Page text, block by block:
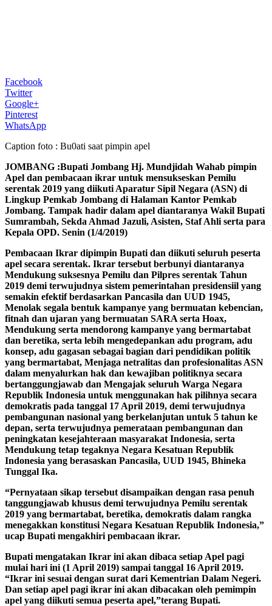
Facebook
Twitter
Google+
Pinterest
WhatsApp
Caption foto : Bu0ati saat pimpin apel
JOMBANG :Bupati Jombang Hj. Mundjidah Wahab pimpin
Apel dan pembacaan ikrar untuk mensukseskan Pemilu
serentak 2019 yang diikuti Aparatur Sipil Negara (ASN) di
Lingkup Pemkab Jombang di Halaman Kantor Pemkab
Jombang. Tampak hadir dalam apel diantaranya Wakil Bupati
Sumrambah, Sekda Ahmad Jazuli, Asisten, Staf Ahli serta para
Kepala OPD. Senin (1/4/2019)
Pembacaan Ikrar dipimpin Bupati dan diikuti seluruh peserta
apel secara serentak. Ikrar tersebut berbunyi diantaranya
Mendukung suksesnya Pemilu dan Pilpres serentak Tahun
2019 demi terwujudnya sistem pemerintahan presidensiil yang
semakin efektif berdasarkan Pancasila dan UUD 1945,
Menolak segala bentuk kampanye yang bermuatan kebencian,
fitnah dan ujaran yang bermuatan SARA serta Hoax,
Mendukung serta mendorong kampanye yang bermartabat
dan beretika, serta lebih mengedepankan adu program, adu
konsep, adu gagasan sebagai bagian dari pendidikan politik
yang bermartabat, Menjaga netralitas dan profesionalitas ASN
dalam menyalurkan hak dan kewajiban politiknya secara
bertanggungjawab dan Mengajak seluruh Warga Negara
Republik Indonesia untuk menggunakan hak pilihnya secara
demokratis pada tanggal 17 April 2019, demi terwujudnya
pembangunan nasional yang berkelanjutan untuk 5 tahun ke
depan, serta terwujudnya pemerataan pembangunan dan
peningkatan kesejahteraan masyarakat Indonesia, serta
Mendukung tetap tegaknya Negara Kesatuan Republik
Indonesia yang berasaskan Pancasila, UUD 1945, Bhineka
Tunggal Ika.
“Pernyataan sikap tersebut disampaikan dengan rasa penuh
tanggungjawab khusus demi terwujudnya Pemilu serentak
2019 yang bermartabat, beretika, demokratis dalam rangka
menegakkan konstitusi Negara Kesatuan Republik Indonesia,”
ucap Bupati mengakhiri pembacaan ikrar.
Bupati mengatakan Ikrar ini akan dibaca setiap Apel pagi
mulai hari ini (1 April 2019) sampai tanggal 16 April 2019.
“Ikrar ini sesuai dengan surat dari Kementrian Dalam Negeri.
Dan setiap apel pagi ikrar ini akan dibacakan oleh pemimpin
apel yang diikuti semua peserta apel,”terang Bupati.